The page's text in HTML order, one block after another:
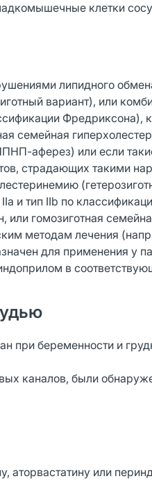
клетки
липидного
вариант), или
Фредриксона),
семейная
аферез) или если
страдающих такими
и тип IIb по
или гомозиготная
методам лечения
для применения у
в
беременности и
каналов, были
или